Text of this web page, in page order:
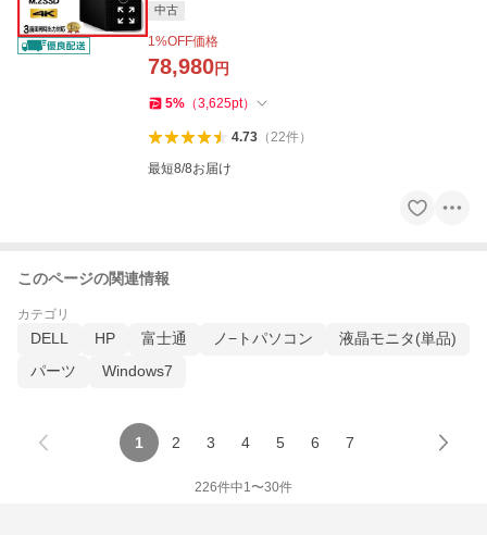
中古
1%OFF価格
78,980円
5% （3,625pt）
4.73（22件）
最短8/8お届け
このページの関連情報
カテゴリ
DELL HP 富士通 ノ−トパソコン
液晶モニタ(単品)
パーツ
Windows7
1 2 3 4 5 6 7
226件中1〜30件